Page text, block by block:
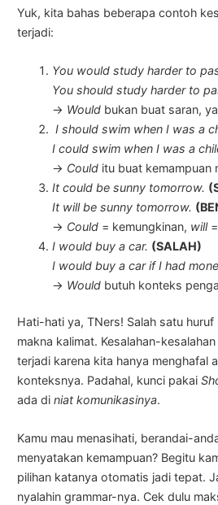
Yuk, kita bahas beberapa contoh
terjadi:
You would study harder to
You should study harder to
→ Would bukan buat saran,
I should swim when I was a
I could swim when I was a
→ Could itu buat kemampuan
It could be sunny tomorrow.
It will be sunny tomorrow.
→ Could = kemungkinan, will=
I would buy a car. (SALAH)
I would buy a car if I had
→ Would butuh konteks
Hati-hati ya, TNers! Salah satu
makna kalimat. Kesalahan-
terjadi karena kita hanya menghafal
konteksnya. Padahal, kunci pakai
ada diniat komunikasinya.
Kamu mau menasihati, berandai-
menyatakan kemampuan? Begitu
pilihan katanya otomatis jadi tepat.
nyalahin grammar-nya. Cek dulu